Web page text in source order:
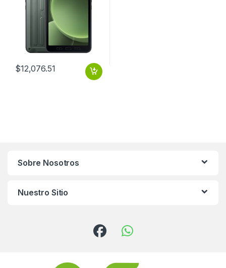
$12,076.51
Sobre Nosotros
Nuestro Sitio